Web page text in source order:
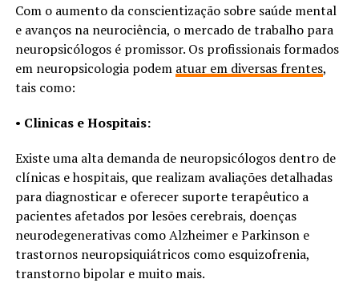
Com o aumento da conscientização sobre saúde mental
e avanços na neurociência, o mercado de trabalho para
neuropsicólogos é promissor. Os profissionais formados
em neuropsicologia podem atuar em diversas frentes,
tais como:
• Clinicas e Hospitais:
Existe uma alta demanda de neuropsicólogos dentro de
clínicas e hospitais, que realizam avaliações detalhadas
para diagnosticar e oferecer suporte terapêutico a
pacientes afetados por lesões cerebrais, doenças
neurodegenerativas como Alzheimer e Parkinson e
trastornos neuropsiquiátricos como esquizofrenia,
transtorno bipolar e muito mais.